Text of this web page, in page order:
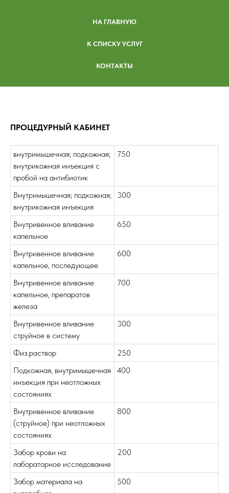
НА ГЛАВНУЮ
К СПИСКУ УСЛУГ
КОНТАКТЫ
ПРОЦЕДУРНЫЙ КАБИНЕТ
внутримышечная; подкожная;
внутрикожная инъекция с
пробой на антибиотик
750
Внутримышечная; подкожная;
внутрикожная инъекция
300
Внутривенное вливание
капельное
650
Внутривенное вливание
капельное, последующее
600
Внутривенное вливание
капельное, препаратов
железа
700
Внутривенное вливание
струйное в систему
300
Физ.раствор
250
Подкожная, внутримышечная
инъекция при неотложных
состояниях
400
Внутривенное вливание
(струйное) при неотложных
состояниях
800
Забор крови на
лабораторное исследование
200
Забор материала на
500